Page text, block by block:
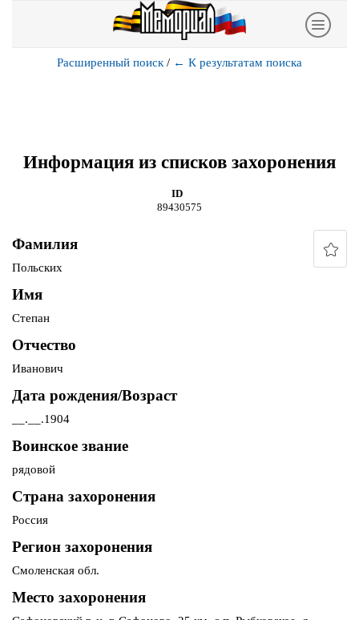
Расширенный поиск / ← К результатам поиска
Информация из списков захоронения
ID
89430575
Фамилия
Польских
Имя
Степан
Отчество
Иванович
Дата рождения/Возраст
__.__.1904
Воинское звание
рядовой
Страна захоронения
Россия
Регион захоронения
Смоленская обл.
Место захоронения